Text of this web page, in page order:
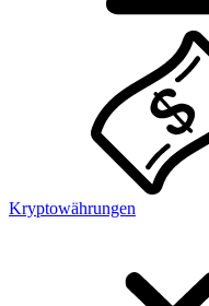
Kryptowährungen